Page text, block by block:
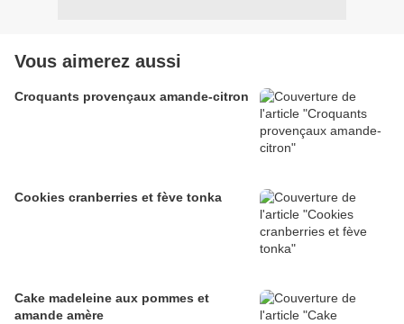
Vous aimerez aussi
Croquants provençaux amande-citron
Cookies cranberries et fève tonka
Cake madeleine aux pommes et
amande amère